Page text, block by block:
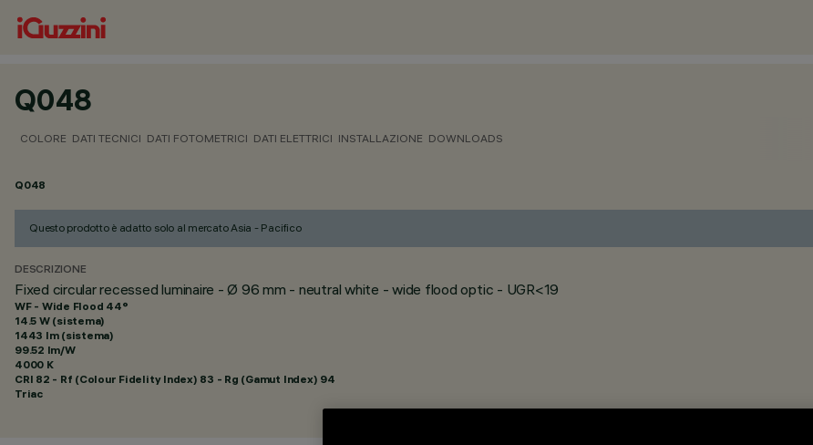
Q048
COLORE DATI TECNICI DATI FOTOMETRICI DATI ELETTRICI INSTALLAZIONE DOWNLOADS
Q048
Questo prodotto è adatto solo al mercato Asia - Pacifico
DESCRIZIONE
Fixed circular recessed luminaire - Ø 96 mm - neutral white - wide flood optic - UGR<19
WF - Wide Flood 44°
14.5 W (sistema)
1443 lm (sistema)
99.52 lm/W
4000 K
CRI 82 - Rf (Colour Fidelity Index) 83 - Rg (Gamut Index) 94
Triac